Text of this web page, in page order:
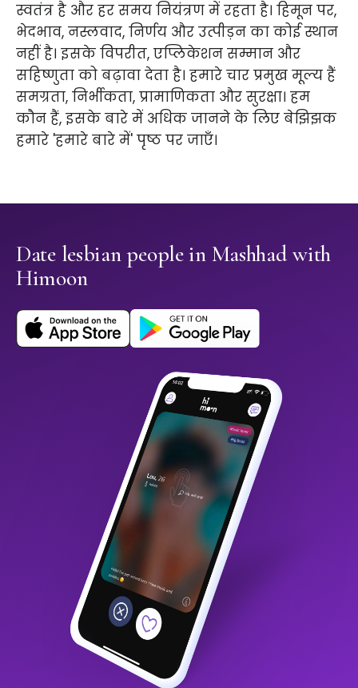
स्वतंत्र है और हर समय नियंत्रण में रहता है। हिमून पर,
भेदभाव, नस्लवाद, निर्णय और उत्पीड़न का कोई स्थान
नहीं है। इसके विपरीत, एप्लिकेशन सम्मान और
सहिष्णुता को बढ़ावा देता है। हमारे चार प्रमुख मूल्य हैं
समग्रता, निर्भीकता, प्रामाणिकता और सुरक्षा। हम
कौन हैं, इसके बारे में अधिक जानने के लिए बेझिझक
हमारे 'हमारे बारे में' पृष्ठ पर जाएँ।
Date lesbian people in Mashhad with
Himoon